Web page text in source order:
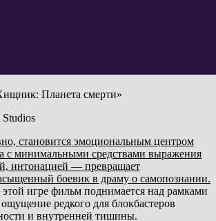
Планета смерти»
становится эмоциональным центром
с минимальными средствами выражения
интонацией — превращает
боевик в драму о самопознании.
игре фильм поднимается над рамками
редкого для блокбастеров
и внутренней тишины.